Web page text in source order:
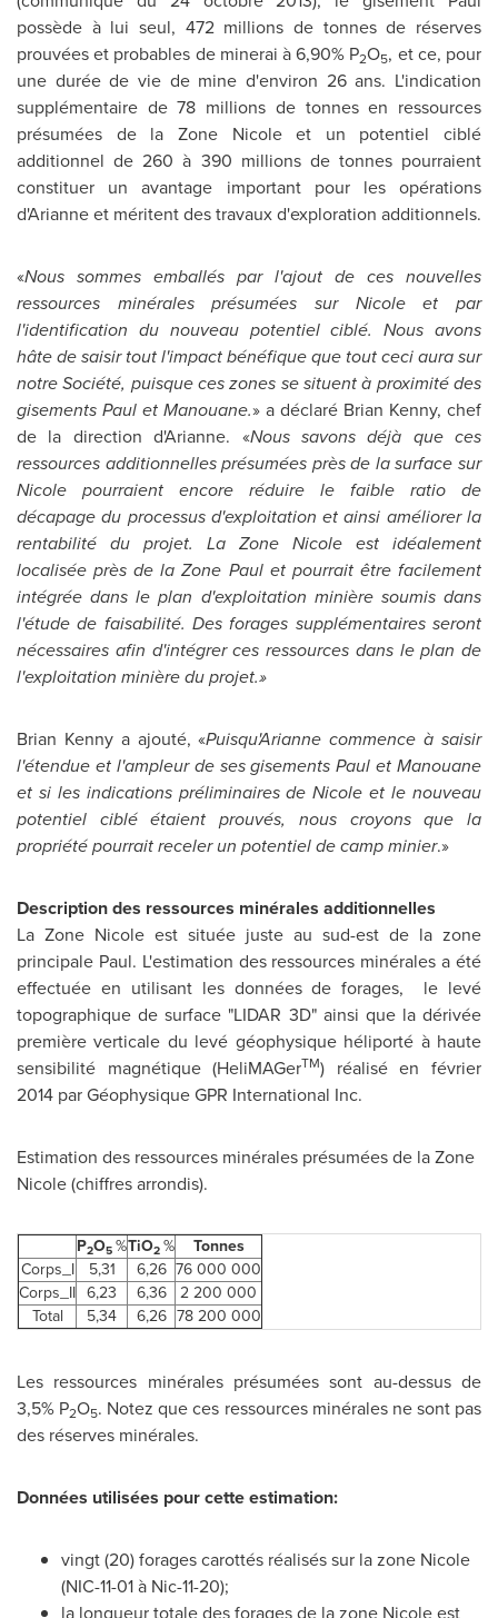
possède à lui seul, 472 millions de tonnes de réserves
prouvées et probables de minerai à 6,90% P2O5, et ce, pour
une durée de vie de mine d'environ 26 ans. L'indication
supplémentaire de 78 millions de tonnes en ressources
présumées de la Zone Nicole et un potentiel ciblé
additionnel de 260 à 390 millions de tonnes pourraient
constituer un avantage important pour les opérations
d'Arianne et méritent des travaux d'exploration additionnels.
«Nous sommes emballés par l'ajout de ces nouvelles
ressources minérales présumées sur Nicole et par
l'identification du nouveau potentiel ciblé. Nous avons
hâte de saisir tout l'impact bénéfique que tout ceci aura sur
notre Société, puisque ces zones se situent à proximité des
gisements Paul et Manouane.» a déclaré Brian Kenny, chef
de la direction d'Arianne. «Nous savons déjà que ces
ressources additionnelles présumées près de la surface sur
Nicole
pourraient encore réduire le faible ratio de
décapage du processus d'exploitation et ainsi améliorer la
rentabilité du projet. La Zone Nicole est idéalement
localisée près de la Zone Paul et pourrait être facilement
intégrée dans le plan d'exploitation minière soumis dans
l'étude de faisabilité. Des forages supplémentaires seront
nécessaires afin d'intégrer ces ressources dans le plan de
l'exploitation minière du projet.»
Brian Kennya ajouté, «Puisqu'Arianne commence à saisir
l'étendue et l'ampleur de ses gisements Paul et Manouane
et si les indications préliminaires de Nicole et le nouveau
potentiel ciblé étaient prouvés, nous croyons que la
propriété pourrait receler un potentiel de camp minier.»
Description des ressources minérales additionnelles
La Zone Nicole est située juste au sud-est de la zone
principale Paul. L'estimation des ressources minérales a été
effectuée en utilisant les données de forages, le levé
topographique de surface "LIDAR 3D" ainsi que la dérivée
première verticale du levé géophysique héliporté à haute
sensibilité magnétique (HeliMAGerTM) réalisé en février
2014 par Géophysique GPR International Inc.
Estimation des ressources minérales présumées de la Zone
Nicole (chiffres arrondis).
P2O5 %TiO2 %
Tonnes
Corps_I
5,31 6,26 76 000 000
Corps_II 6,23 6,36 2 200 000
Total
5,34 6,26 78 200 000
Les ressources minérales présumées sont au-dessus de
3,5% P2O5. Notez que ces ressources minérales ne sont pas
des réserves minérales.
Données utilisées pour cette estimation:
vingt (20) forages carottés réalisés sur la zone Nicole
(NIC-11-01 à Nic-11-20);